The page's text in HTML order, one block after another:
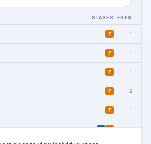
STAGES FILES
F 1
F 1
F 1
F 2
F 1
H F 6